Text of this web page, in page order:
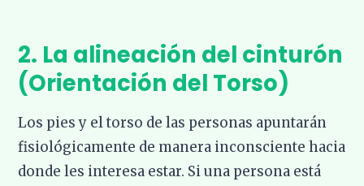
2. La alineación del cinturón
(Orientación del Torso)
Los pies y el torso de las personas apuntarán
fisiológicamente de manera inconsciente hacia
donde les interesa estar. Si una persona está